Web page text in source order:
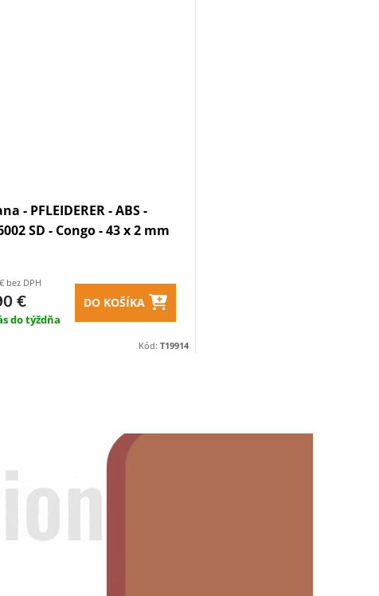
- PFLEIDERER - ABS -
SD - Congo - 43 x 2 mm
bez DPH
€
do týždňa
DO KOŠÍKA
Kód: T19914